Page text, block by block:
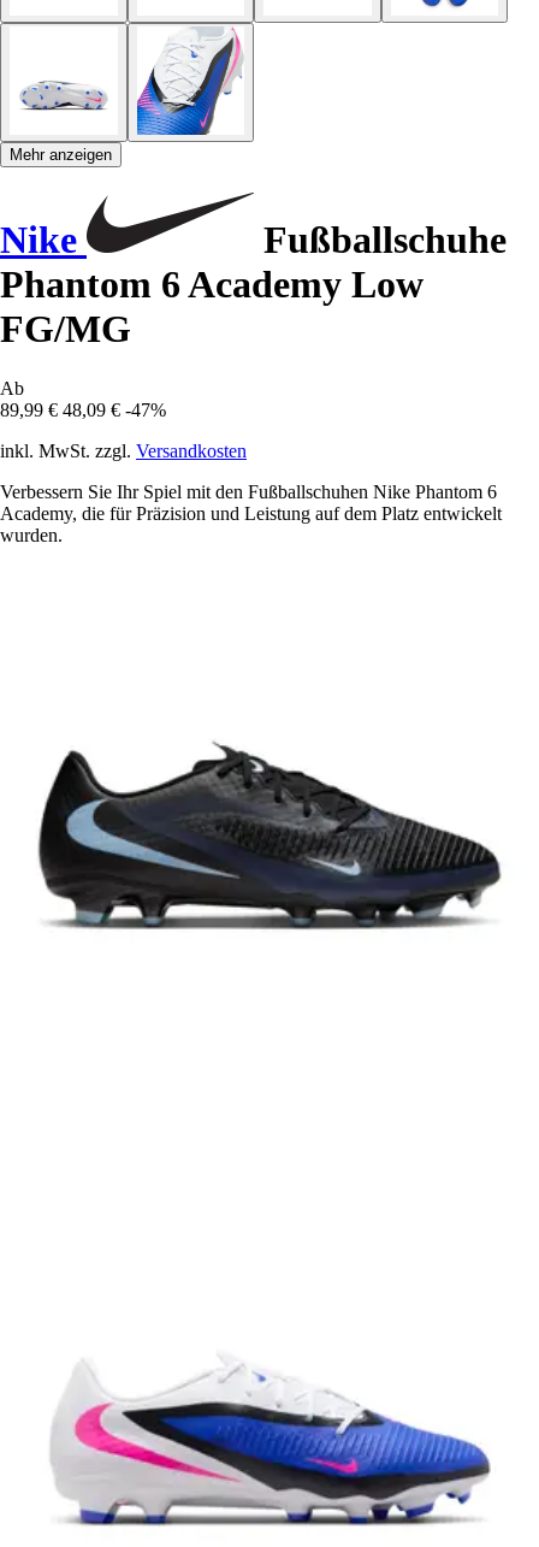
Mehr anzeigen
Nike
Fußballschuhe
Phantom 6 Academy Low
FG/MG
Ab
89,99 € 48,09 € -47%
inkl. MwSt. zzgl. Versandkosten
Verbessern Sie Ihr Spiel mit den Fußballschuhen Nike Phantom 6
Academy, die für Präzision und Leistung auf dem Platz entwickelt
wurden.